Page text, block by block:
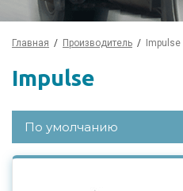
Главная Производитель Impulse
Impulse